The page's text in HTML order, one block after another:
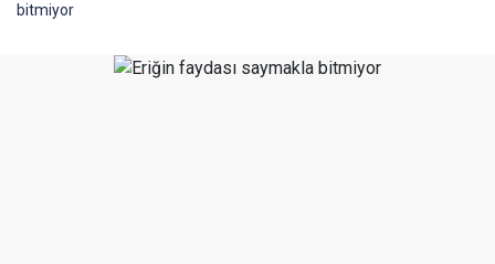
bitmiyor